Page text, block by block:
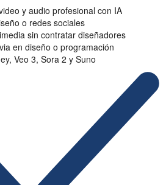
y audio profesional con IA
o redes sociales
sin contratar diseñadores
en diseño o programación
Veo 3, Sora 2 y Suno